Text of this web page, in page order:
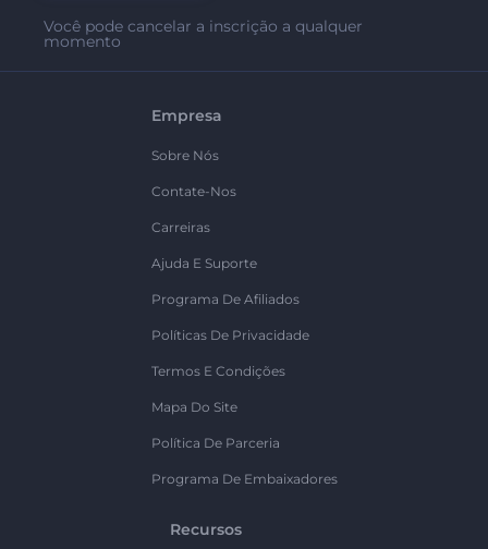
Você pode cancelar a inscrição a qualquer
momento
Empresa
Sobre Nós
Contate-Nos
Carreiras
Ajuda E Suporte
Programa De Afiliados
Políticas De Privacidade
Termos E Condições
Mapa Do Site
Política De Parceria
Programa De Embaixadores
Recursos